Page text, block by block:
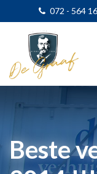
072 - 564
Beste